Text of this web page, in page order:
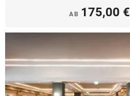
AB 175,00 €